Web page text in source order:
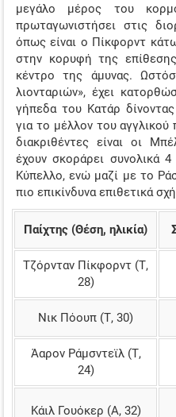
μεγάλο μέρος του
πρωταγωνιστήσει στις
όπως είναι ο Πίκφορντ
στην κορυφή της
κέντρο της άμυνας.
λιονταριών», έχει
γήπεδα του Κατάρ
για το μέλλον του
διακριθέντες είναι οι
έχουν σκοράρει συνολικά
Κύπελλο, ενώ μαζί με το
πιο επικίνδυνα επιθετικά
Παίχτης (Θέση, ηλικία)
Τζόρνταν Πίκφορντ (Τ,
28)
Νικ Πόουπ (Τ, 30)
Άαρον Ράμσντεϊλ (Τ,
24)
Κάιλ Γουόκερ (Α, 32)